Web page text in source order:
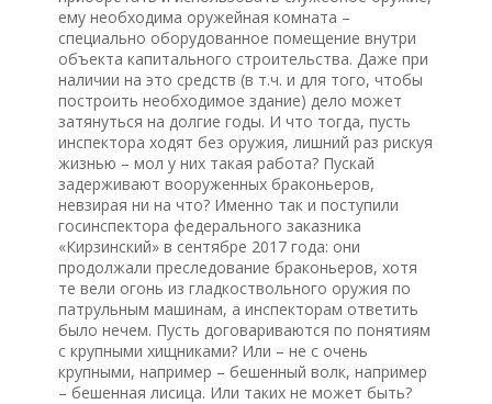
ему необходима оружейная комната –
специально оборудованное помещение внутри
объекта капитального строительства. Даже при
наличии на это средств (в т.ч. и для того, чтобы
построить необходимое здание) дело может
затянуться на долгие годы. И что тогда, пусть
инспектора ходят без оружия, лишний раз рискуя
жизнью – мол у них такая работа? Пускай
задерживают вооруженных браконьеров,
невзирая ни на что? Именно так и поступили
госинспектора федерального заказника
«Кирзинский» в сентябре 2017 года: они
продолжали преследование браконьеров, хотя
те вели огонь из гладкоствольного оружия по
патрульным машинам, а инспекторам ответить
было нечем. Пусть договариваются по понятиям
с крупными хищниками? Или – не с очень
крупными, например – бешенный волк, например
– бешенная лисица. Или таких не может быть?